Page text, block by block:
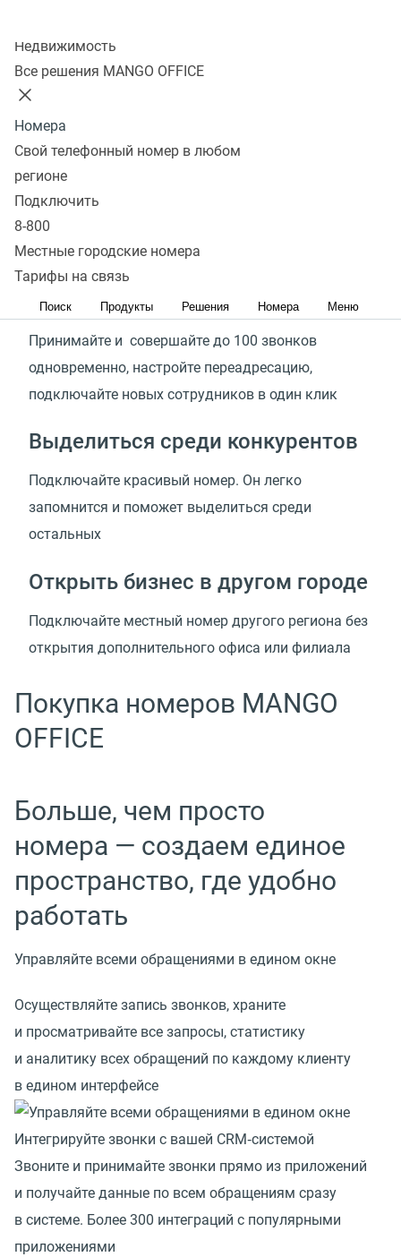
Недвижимость
Все решения MANGO OFFICE
Номера
Свой телефонный номер в любом
регионе
Подключить
8-800
Местные городские номера
Тарифы на связь
Поиск Продукты Решения Номера Меню
Городские номера
MANGO OFFICE помогут
Сэкономить на связи
Не нужно покупать оборудование и сим-карты.
Все входящие на городской номер бесплатны,
а для клиентов — по ценам домашнего тарифа
Принимать 100% звонков
Принимайте и совершайте до 100 звонков
одновременно, настройте переадресацию,
подключайте новых сотрудников в один клик
Выделиться среди конкурентов
Подключайте красивый номер. Он легко
запомнится и поможет выделиться среди
остальных
Открыть бизнес в другом городе
Подключайте местный номер другого региона без
открытия дополнительного офиса или филиала
Покупка номеров MANGO
OFFICE
Больше, чем просто
номера — создаем единое
пространство, где удобно
работать
Управляйте всеми обращениями в едином окне
Осуществляйте запись звонков, храните
и просматривайте все запросы, статистику
и аналитику всех обращений по каждому клиенту
в едином интерфейсе
Интегрируйте звонки с вашей CRM‑системой
Звоните и принимайте звонки прямо из приложений
и получайте данные по всем обращениям сразу
в системе. Более 300 интеграций с популярными
приложениями